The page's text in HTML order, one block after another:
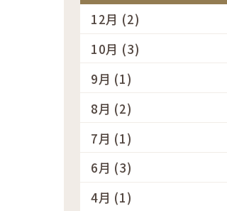
12月 (2)
10月 (3)
9月 (1)
8月 (2)
7月 (1)
6月 (3)
4月 (1)